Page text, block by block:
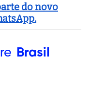
do novo
Brasil